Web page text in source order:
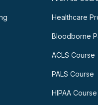
Healthcare
Bloodborne
ACLS Course
PALS Course
HIPAA Course